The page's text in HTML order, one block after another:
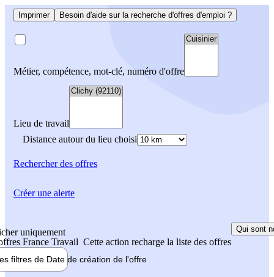
Imprimer Besoin d'aide sur la recherche d'offres d'emploi ?
Métier, compétence, mot-clé, numéro d'offre
Lieu de travail
Distance autour du lieu choisi
Rechercherdes offres
uniquement
France Travail Cette action recharge la liste des offres
Qui sont
filtres de Date de création de l'offre
Créer une alerte